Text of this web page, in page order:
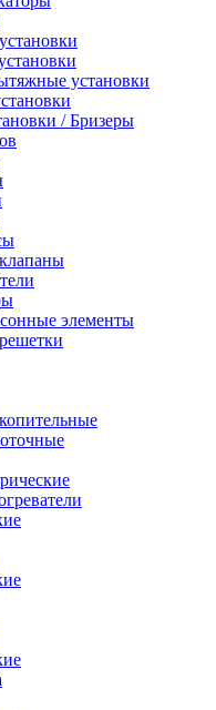
установки
/ Бризеры
элементы